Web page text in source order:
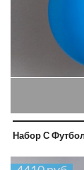
Набор С